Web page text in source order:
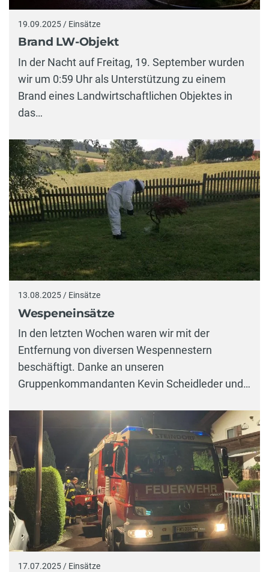
19.09.2025 / Einsätze
Brand LW-Objekt
In der Nacht auf Freitag, 19. September wurden
wir um 0:59 Uhr als Unterstützung zu einem
Brand eines Landwirtschaftlichen Objektes in
das…
13.08.2025 / Einsätze
Wespeneinsätze
In den letzten Wochen waren wir mit der
Entfernung von diversen Wespennestern
beschäftigt. Danke an unseren
Gruppenkommandanten Kevin Scheidleder und…
17.07.2025 / Einsätze